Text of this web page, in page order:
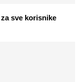
sve korisnike